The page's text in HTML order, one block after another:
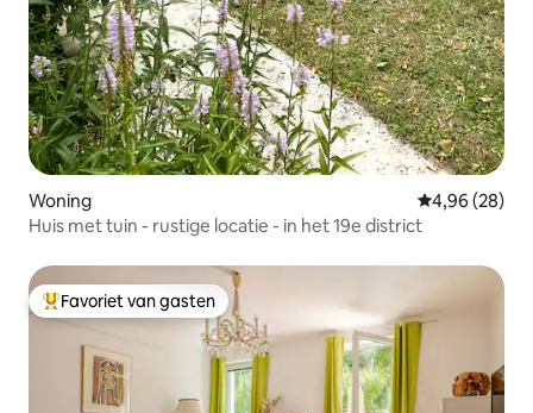
Woning Gemiddelde
4,96 (28)
Huis met tuin - rustige locatie - in het 19e district
Topfavoriet van gasten
Favoriet van gasten